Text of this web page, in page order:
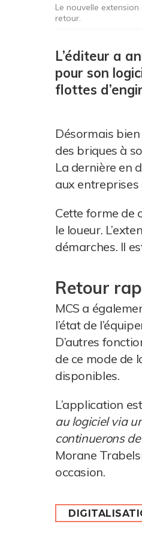
Le nouvelle
retour.
L’éditeur a
pour son
flottes
Désormais
des briques à
La dernière en
aux
Cette forme de
le loueur.
démarches. Il
Retour
MCS a
l’état de
D’autres
de ce mode de
disponibles.
L’application
au logiciel via
continuerons
Morane
occasion.